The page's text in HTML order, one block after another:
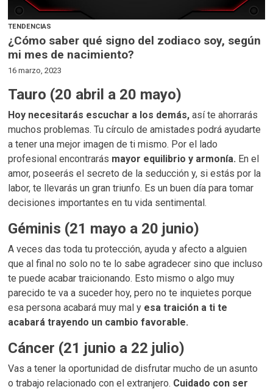
TENDENCIAS
¿Cómo saber qué signo del zodiaco soy, según
mi mes de nacimiento?
16 marzo, 2023
Tauro (20 abril a 20 mayo)
Hoy necesitarás escuchar a los demás, así te ahorrarás
muchos problemas. Tu círculo de amistades podrá ayudarte
a tener una mejor imagen de ti mismo. Por el lado
profesional encontrarás mayor equilibrio y armonía. En el
amor, poseerás el secreto de la seducción y, si estás por la
labor, te llevarás un gran triunfo. Es un buen día para tomar
decisiones importantes en tu vida sentimental.
Géminis (21 mayo a 20 junio)
A veces das toda tu protección, ayuda y afecto a alguien
que al final no solo no te lo sabe agradecer sino que incluso
te puede acabar traicionando. Esto mismo o algo muy
parecido te va a suceder hoy, pero no te inquietes porque
esa persona acabará muy mal y esa traición a ti te
acabará trayendo un cambio favorable.
Cáncer (21 junio a 22 julio)
Vas a tener la oportunidad de disfrutar mucho de un asunto
o trabajo relacionado con el extranjero. Cuidado con ser